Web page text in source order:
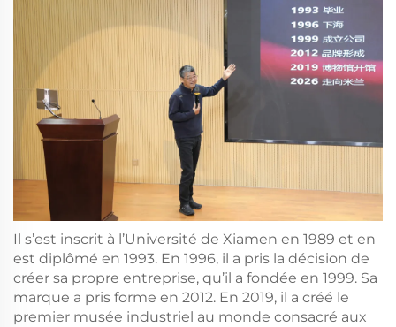
Il s’est inscrit à l’Université de Xiamen en 1989 et en
est diplômé en 1993. En 1996, il a pris la décision de
créer sa propre entreprise, qu’il a fondée en 1999. Sa
marque a pris forme en 2012. En 2019, il a créé le
premier musée industriel au monde consacré aux